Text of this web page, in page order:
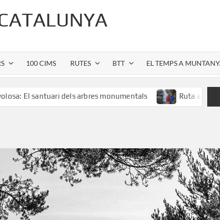
100 CIMS RUTES BTT EL TEMPS A
dels arbres monumentals Ruta al Salt de Sallent: